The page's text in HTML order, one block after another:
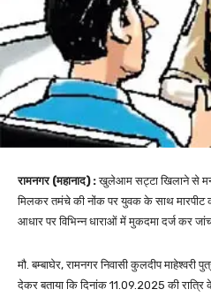
रामनगर (महानाद) :खुलेआम सट्टा खिलाने से
मिलकर तमंचे की नोंक पर युवक के साथ
आधार पर विभिन्न धाराओं में मुकदमा दर्ज कर
मौ. बम्बाघेर, रामनगर निवासी कुलदीप माहेश्वरी
देकर बताया कि दिनांक 11.09.2025 की